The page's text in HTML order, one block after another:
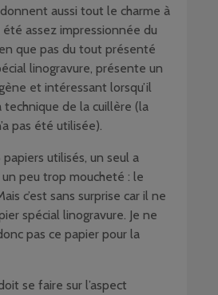
aussi tout le charme à
été assez impressionnée du
que pas du tout présenté
linogravure, présente un
et intéressant lorsqu’il
technique de la cuillère (la
pas été utilisée).
utilisés, un seul a
peu trop moucheté : le
c’est sans surprise car il ne
spécial linogravure. Je ne
pas ce papier pour la
se faire sur l’aspect